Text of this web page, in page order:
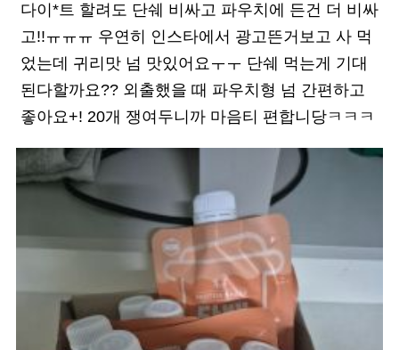
다이*트 할려도 단쉐 비싸고 파우치에 든건 더 비싸
고!!ㅠㅠㅠ 우연히 인스타에서 광고뜬거보고 사 먹
었는데 귀리맛 넘 맛있어요ㅜㅜ 단쉐 먹는게 기대
된다할까요?? 외출했을 때 파우치형 넘 간편하고
좋아요+! 20개 쟁여두니까 마음티 편합니당ㅋㅋㅋ